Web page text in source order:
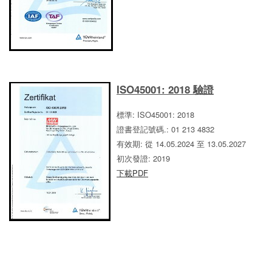
ISO45001: 2018 驗證
標準: ISO45001: 2018
證書登記號碼.: 01 213 4832
有效期: 從 14.05.2024 至 13.05.2027
初次發證: 2019
下載PDF